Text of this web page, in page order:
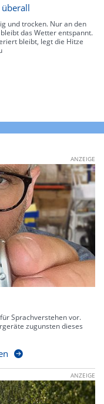
und trocken. Nur an den
das Wetter entspannt.
bleibt, legt die Hitze
ANZEIGE
Sprachverstehen vor.
zugunsten dieses
ANZEIGE